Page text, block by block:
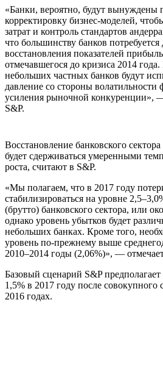
«Банки, вероятно, будут вынуждены
корректировку бизнес-моделей,
затрат и контроль стандартов
что большинству банков
восстановления показателей
отмечавшегося до кризиса 2014
небольших частных банков будут
давление со стороны волатильности
усиления рыночной конкуренции»,
S&P.
Восстановление банковского
будет сдерживаться умеренными
роста, считают в S&P.
«Мы полагаем, что в 2017 году
стабилизироваться на уровне
(брутто) банковского сектора, или
однако уровень убытков будет
небольших банках. Кроме того,
уровень по-прежнему выше
2010–2014 годы (2,06%)», —
Базовый сценарий S&P
1,5% в 2017 году после
2016 годах.